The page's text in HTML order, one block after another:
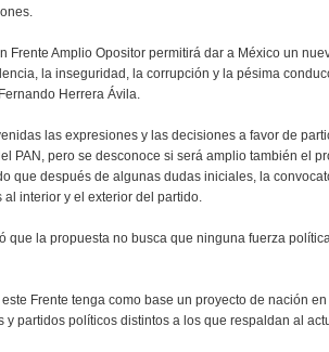
Frente Amplio Opositor permitirá dar a México un
la inseguridad, la corrupción y la pésima
Herrera Ávila.
las expresiones y las decisiones a favor de
PAN, pero se desconoce si será amplio también el
que después de algunas dudas iniciales, la
al interior y el exterior del partido.
que la propuesta no busca que ninguna fuerza
Frente tenga como base un proyecto de nación
y partidos políticos distintos a los que respaldan al